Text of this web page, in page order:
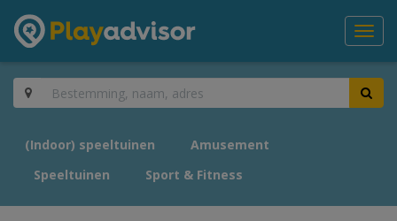
(Indoor) speeltuinen
Amusement
Speeltuinen
Sport & Fitness